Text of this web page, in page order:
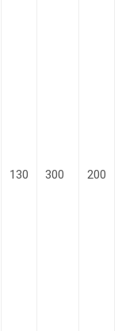
130 300 200